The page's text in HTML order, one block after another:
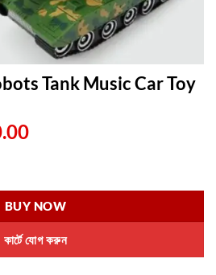
Tank Music Car Toy
Current
৳ 990.00.
Car Toy quantity
কার্টে যোগ করুন
BUY NOW